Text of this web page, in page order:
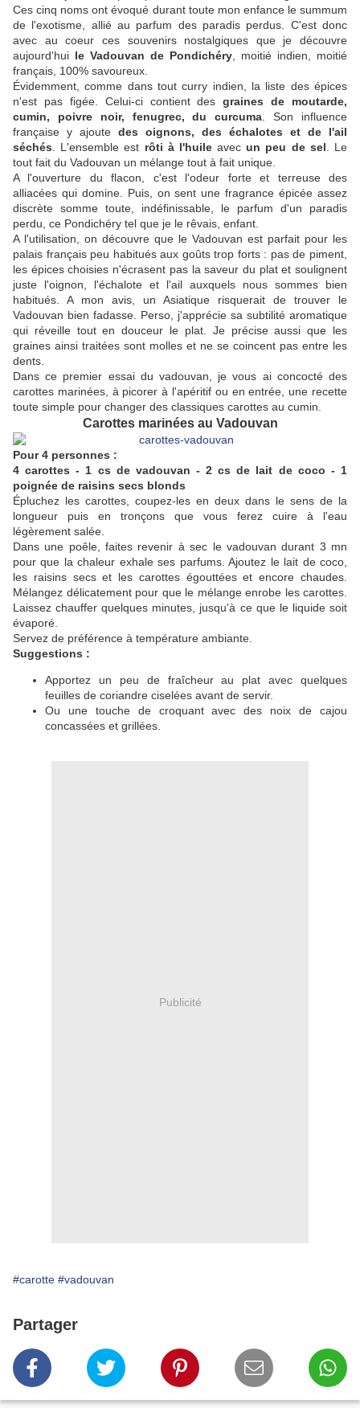
Ces cinq noms ont évoqué durant toute mon enfance le summum
de l'exotisme, allié au parfum des paradis perdus. C'est donc
avec au coeur ces souvenirs nostalgiques que je découvre
aujourd'hui le Vadouvan de Pondichéry , moitié indien, moitié
français, 100% savoureux.
Évidemment, comme dans tout curry indien, la liste des épices
n'est pas figée. Celui-ci contient desgraines de moutarde,
cumin, poivre noir, fenugrec, du curcuma . Son influence
française y ajoute des oignons, des échalotes et de l'ail
séchés . L'ensemble est rôti à l'huileavecun peu de sel . Le
tout fait du Vadouvan un mélange tout à fait unique.
A l'ouverture du flacon, c'est l'odeur forte et terreuse des
alliacées qui domine. Puis, on sent une fragrance épicée assez
discrète somme toute, indéfinissable, le parfum d'un paradis
perdu, ce Pondichéry tel que je le rêvais, enfant.
A l'utilisation, on découvre que le Vadouvan est parfait pour les
palais français peu habitués aux goûts trop forts : pas de piment,
les épices choisies n'écrasent pas la saveur du plat et soulignent
juste l'oignon, l'échalote et l'ail auxquels nous sommes bien
habitués. A mon avis, un Asiatique risquerait de trouver le
Vadouvan bien fadasse. Perso, j'apprécie sa subtilité aromatique
qui réveille tout en douceur le plat. Je précise aussi que les
graines ainsi traitées sont molles et ne se coincent pas entre les
dents.
Dans ce premier essai du vadouvan, je vous ai concocté des
carottes marinées, à picorer à l'apéritif ou en entrée, une recette
toute simple pour changer des classiques carottes au cumin.
Carottes marinées au Vadouvan
Pour 4 personnes :
4 carottes - 1 cs de vadouvan - 2 cs de lait de coco - 1
poignée de raisins secs blonds
Épluchez les carottes, coupez-les en deux dans le sens de la
longueur puis en tronçons que vous ferez cuire à l'eau
légèrement salée.
Dans une poêle, faites revenir à sec le vadouvan durant 3 mn
pour que la chaleur exhale ses parfums. Ajoutez le lait de coco,
les raisins secs et les carottes égouttées et encore chaudes.
Mélangez délicatement pour que le mélange enrobe les carottes.
Laissez chauffer quelques minutes, jusqu'à ce que le liquide soit
évaporé.
Servez de préférence à température ambiante.
Suggestions :
Apportez un peu de fraîcheur au plat avec quelques
feuilles de coriandre ciselées avant de servir.
Ou une touche de croquant avec des noix de cajou
concassées et grillées.
Publicité
#carotte #vadouvan
Partager